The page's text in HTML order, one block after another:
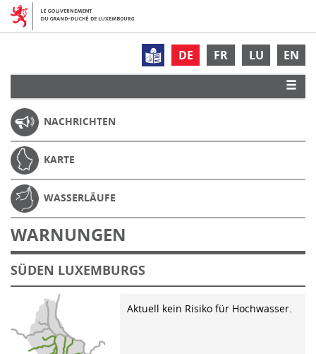
DE FR LU EN
NACHRICHTEN
KARTE
WASSERLÄUFE
WARNUNGEN
SÜDEN LUXEMBURGS
Aktuell kein Risiko für Hochwasser.